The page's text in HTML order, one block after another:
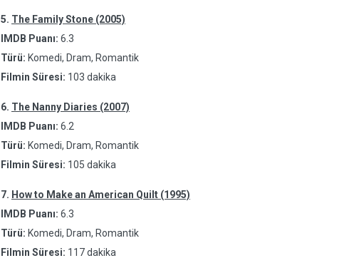
5. The Family Stone (2005)
IMDB Puanı: 6.3
Türü: Komedi, Dram, Romantik
Filmin Süresi: 103 dakika
6. The Nanny Diaries (2007)
IMDB Puanı: 6.2
Türü: Komedi, Dram, Romantik
Filmin Süresi: 105 dakika
7. How to Make an American Quilt (1995)
IMDB Puanı: 6.3
Türü: Komedi, Dram, Romantik
Filmin Süresi: 117 dakika